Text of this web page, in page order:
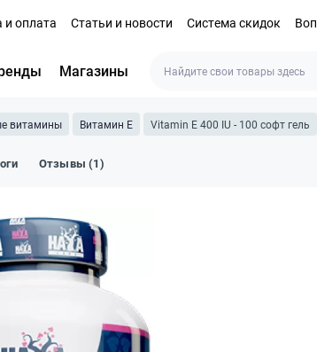
и оплата Статьи и новости Система скидок
Магазины
витамины Витамин E Vitamin E 400 IU - 100 софт гель
Отзывы (1)